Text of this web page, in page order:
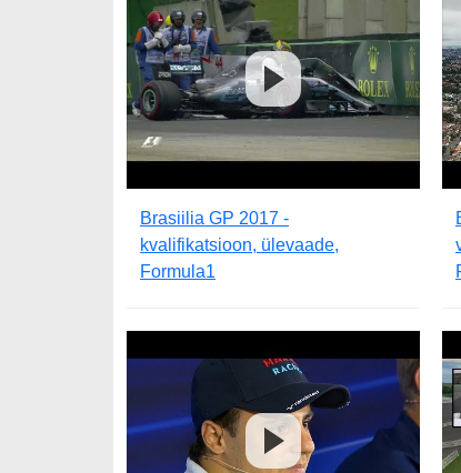
Brasiilia GP 2017 -
kvalifikatsioon, ülevaade,
Formula1